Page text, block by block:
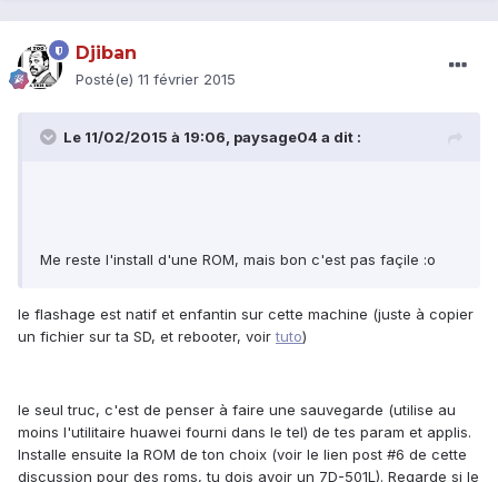
Djiban
Posté(e) 11 février 2015
Le 11/02/2015 à 19:06, paysage04 a dit :
Me reste l'install d'une ROM, mais bon c'est pas façile :o
le flashage est natif et enfantin sur cette machine (juste à copier
un fichier sur ta SD, et rebooter, voirtuto)
le seul truc, c'est de penser à faire une sauvegarde (utilise au
moins l'utilitaire huawei fourni dans le tel) de tes param et applis.
Installe ensuite la ROM de ton choix (voir le lien post #6 de cette
discussion pour des roms, tu dois avoir un 7D-501L). Regarde si le